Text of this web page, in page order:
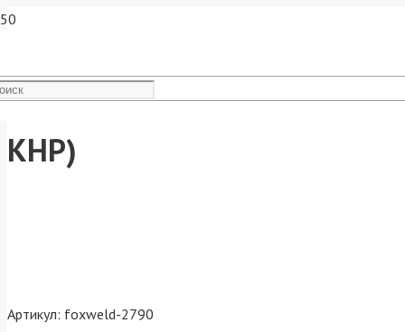
Наконечник FoxWeld
КНР)
Артикул: foxweld-2790